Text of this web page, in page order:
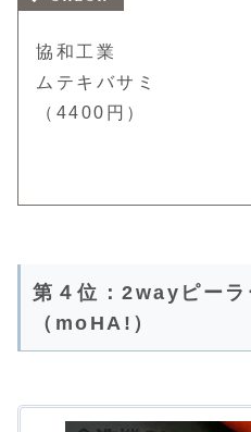
協和工業
ムテキバサミ
（4400円）
第４位：2wayピー
（moHA!）